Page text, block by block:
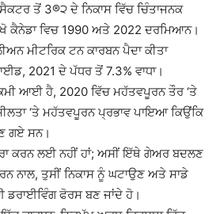
ਤੋਂ 3®੨ ਦੇ ਨਿਕਾਸ ਵਿੱਚ ਚਿੰਤਾਜਨਕ
ਕੈਨੇਡਾ ਵਿਚ 1990 ਅਤੇ 2022 ਦਰਮਿਆਨ।
ਮੀਟਰਿਕ ਟਨ ਕਾਰਬਨ ਪੈਦਾ ਕੀਤਾ
2021 ਦੇ ਪੱਧਰ ਤੋਂ 7.3% ਵਾਧਾ।
ਆਈ ਹੈ, 2020 ਵਿੱਚ ਮਹੱਤਵਪੂਰਨ ਤੌਰ ‘ਤੇ
‘ਤੇ ਮਹੱਤਵਪੂਰਨ ਪ੍ਰਭਾਵ ਪਾਇਆ ਕਿਉਂਕਿ
ਗਏ ਸਨ।
ਕਰਨ ਲਈ ਨਹੀਂ ਹਾਂ; ਅਸੀਂ ਇੱਥੇ ਗੇਅਰ ਬਦਲਣ
ਨਾਲ, ਤੁਸੀਂ ਨਿਕਾਸ ਨੂੰ ਘਟਾਉਣ ਅਤੇ ਸਾਡੇ
ਡਰਾਈਵਿੰਗ ਫੋਰਸ ਬਣ ਜਾਂਦੇ ਹੋ।